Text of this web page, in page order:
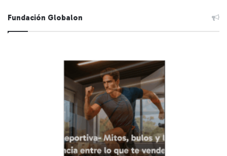
Fundación Globalon